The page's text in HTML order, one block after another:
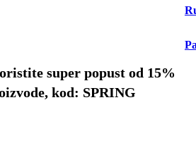
super popust od 15%
kod: SPRING